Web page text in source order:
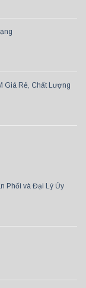
Giá Rẻ, Chất Lượng
Phối và Đại Lý Ủy